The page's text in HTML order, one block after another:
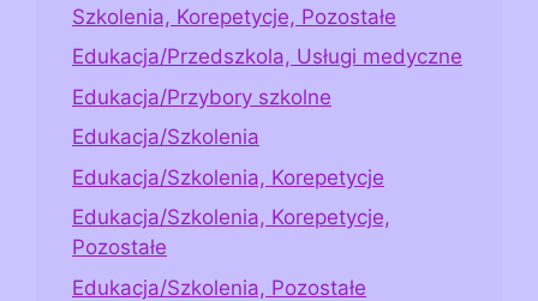
Szkolenia, Korepetycje, Pozostałe
Edukacja/Przedszkola, Usługi medyczne
Edukacja/Przybory szkolne
Edukacja/Szkolenia
Edukacja/Szkolenia, Korepetycje
Edukacja/Szkolenia, Korepetycje,
Pozostałe
Edukacja/Szkolenia, Pozostałe